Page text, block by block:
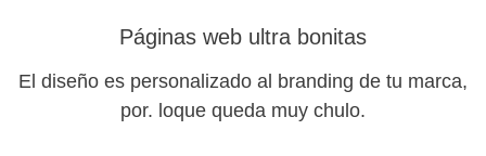
Páginas web ultra bonitas
El diseño es personalizado al branding de tu marca,
por. loque queda muy chulo.